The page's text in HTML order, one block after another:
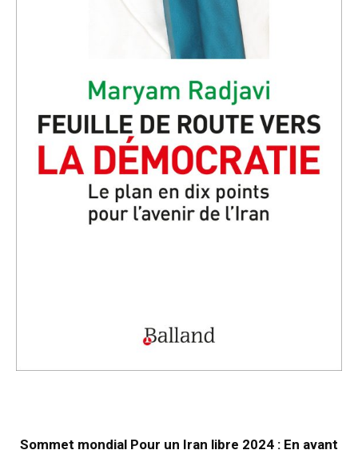
Sommet mondial Pour un Iran libre 2024 : En avant